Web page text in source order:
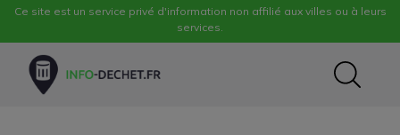
Ce site est un service privé d'information non affilié aux villes ou à leurs
services.